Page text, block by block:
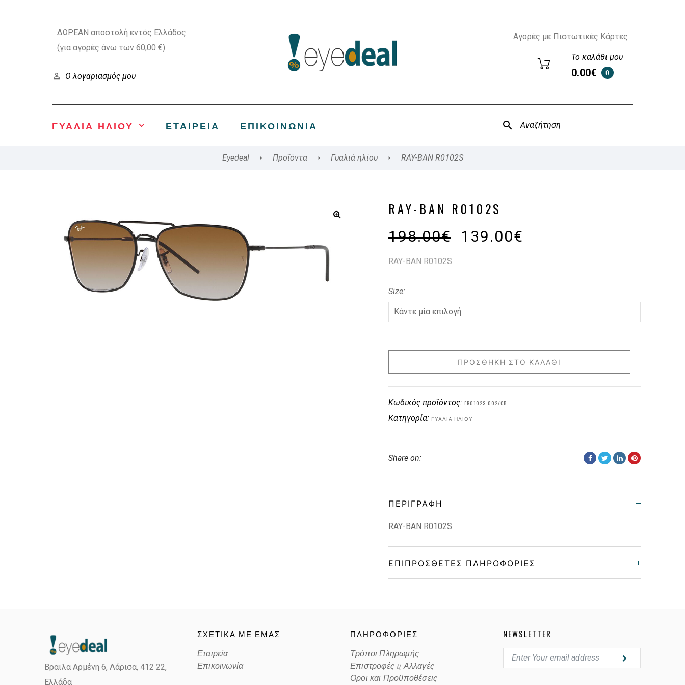
ΔΩΡΕΑΝ αποστολή εντός Ελλάδος
(για αγορές άνω των 60,00 €)
Ο λογαριασμός μου
Αγορές με Πιστωτικές Κάρτες
Το καλάθι μου
0.00€ 0
ΓΥΑΛΙΑ ΗΛΙΟΥ ΕΤΑΙΡΕΊΑ ΕΠΙΚΟΙΝΩΝΊΑ
Eyedeal Προϊόντα Γυαλιά ηλίου RAY-BAN R0102S
RAY-BAN R0102S
198.00€ 139.00€
RAY-BAN R0102S
Size
ΠΡΟΣΘΉΚΗ ΣΤΟ ΚΑΛΆΘΙ
Κωδικός προϊόντος: ER0102S-002/CB
Κατηγορία: ΓΥΑΛΙΆ ΗΛΊΟΥ
Share on:
ΠΕΡΙΓΡΑΦΉ
RAY-BAN R0102S
ΕΠΙΠΡΌΣΘΕΤΕΣ ΠΛΗΡΟΦΟΡΊΕΣ
Lens Color GRADIENT BROWN
Βραϊλα Αρμένη 6, Λάρισα, 412 22,
Ελλάδα
ΣΧΕΤΙΚΑ ΜΕ ΕΜΑΣ
Εταιρεία
Επικοινωνία
ΠΛΗΡΟΦΟΡΙΕΣ
Τρόποι Πληρωμής
Επιστροφές & Αλλαγές
Οροι και Προϋποθέσεις
NEWSLETTER